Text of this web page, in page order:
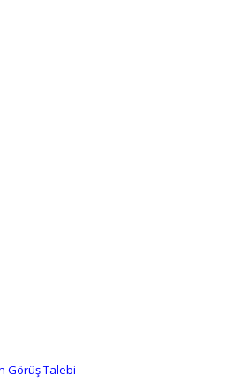
Görüş Talebi